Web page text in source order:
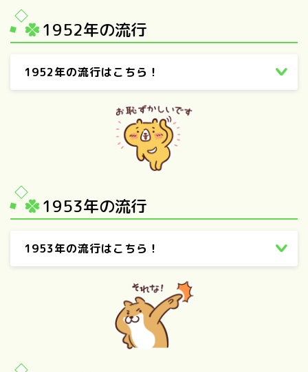
1952年の流行
1952年の流行はこちら！
1953年の流行
1953年の流行はこちら！